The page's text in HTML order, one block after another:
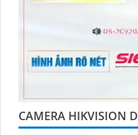
CAMERA HIKVISION